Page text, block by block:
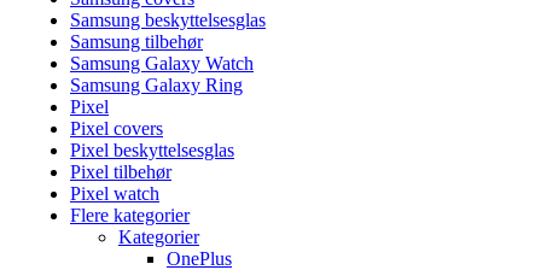
Samsung beskyttelsesglas
Samsung tilbehør
Samsung Galaxy Watch
Samsung Galaxy Ring
Pixel
Pixel covers
Pixel beskyttelsesglas
Pixel tilbehør
Pixel watch
Flere kategorier
Kategorier
OnePlus